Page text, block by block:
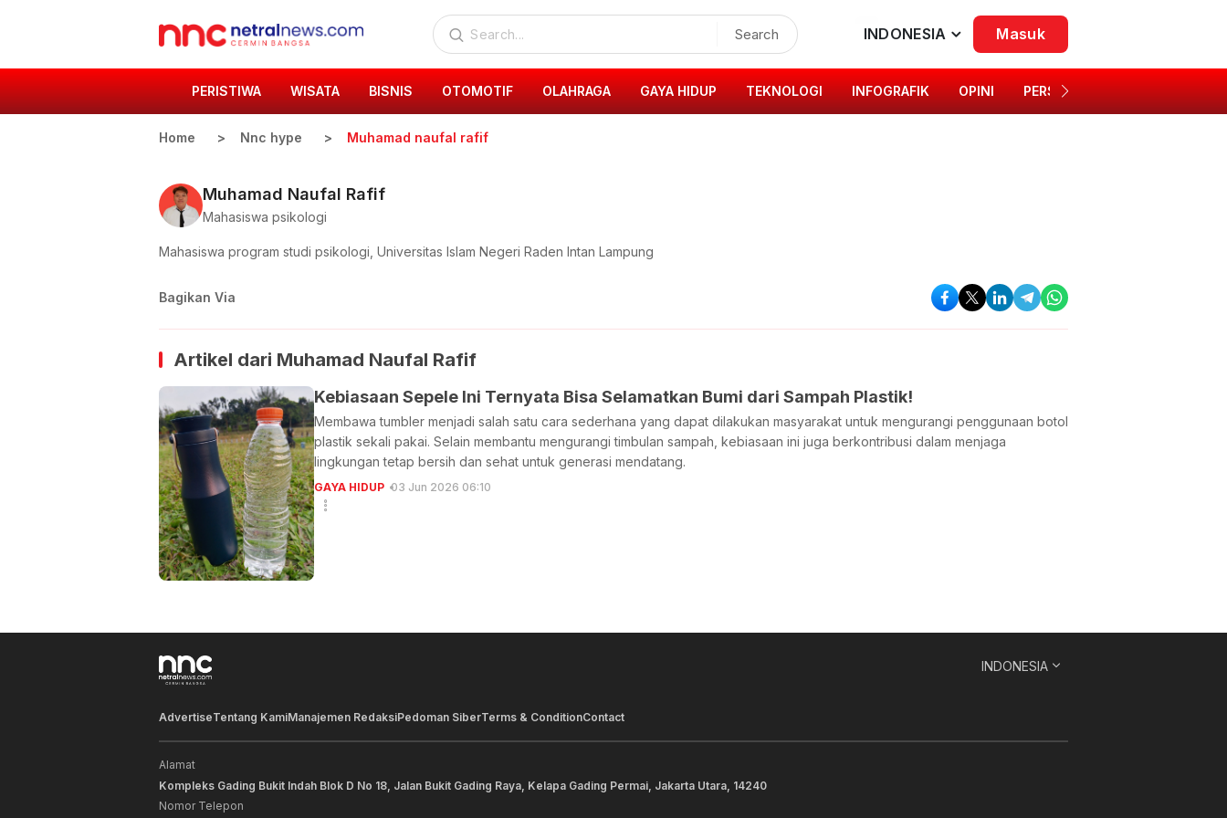
Search INDONESIA Masuk
PERISTIWA WISATA BISNIS OTOMOTIF OLAHRAGA GAYA HIDUP TEKNOLOGI INFOGRAFIK OPINI PERSONA
Home Nnc hype Muhamad naufal rafif
Muhamad Naufal Rafif
Mahasiswa psikologi
Mahasiswa program studi psikologi, Universitas Islam Negeri Raden Intan Lampung
Bagikan Via
Artikel dari Muhamad Naufal Rafif
Kebiasaan Sepele Ini Ternyata Bisa Selamatkan Bumi dari Sampah Plastik!
Membawa tumbler menjadi salah satu cara sederhana yang dapat dilakukan masyarakat untuk mengurangi penggunaan botol
plastik sekali pakai. Selain membantu mengurangi timbulan sampah, kebiasaan ini juga berkontribusi dalam menjaga
lingkungan tetap bersih dan sehat untuk generasi mendatang.
GAYA HIDUP 03 Jun 2026 06:10
INDONESIA
AdvertiseTentang KamiManajemen RedaksiPedoman SiberTerms & ConditionContact
Alamat
Kompleks Gading Bukit Indah Blok D No 18, Jalan Bukit Gading Raya, Kelapa Gading Permai, Jakarta Utara, 14240
Nomor Telepon